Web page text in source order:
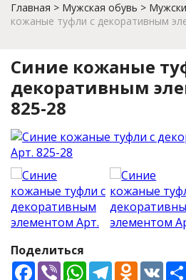
Главная Мужская обувь
кожаные туфли с декоративным
Синие кожаные
декоративным
825-28
Поделиться
Facebook
ViberWhatsApp
TelegramVK